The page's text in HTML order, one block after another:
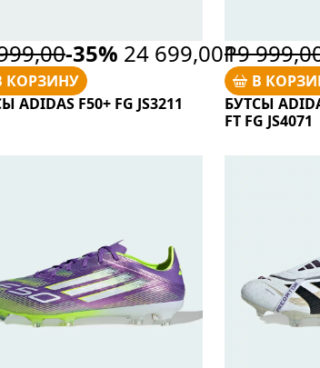
-35% 24 699,00Р
КОРЗИНУ
ADIDAS F50+ FG JS3211
19
В
БУТСЫ
FT FG JS4071